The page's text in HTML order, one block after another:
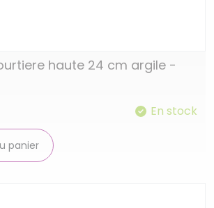
haute 24 cm argile -
En stock
panier